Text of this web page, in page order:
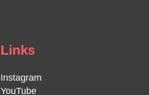
Links
Instagram
YouTube